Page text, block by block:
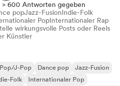
> 600 Antworten gegeben
popJazz-FusionIndie-Folk
PopInternationaler Rap
wirkungsvolle Posts oder Reels
Künstler
J-Pop Dance pop
Jazz-Fusion
Folk
Internationaler Pop